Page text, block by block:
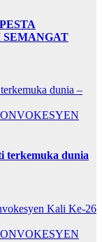
terkemuka dunia